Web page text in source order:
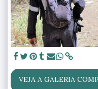
VEJA A GALERIA